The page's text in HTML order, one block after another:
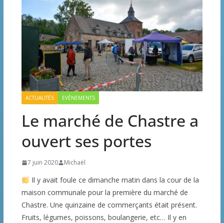
ACTUALITÉS EVÉNEMENTS
Le marché de Chastre a
ouvert ses portes
7 juin 2020 Michaël
Il y avait foule ce dimanche matin dans la cour de la
maison communale pour la première du marché de
Chastre. Une quinzaine de commerçants était présent.
Fruits, légumes, poissons, boulangerie, etc… Il y en